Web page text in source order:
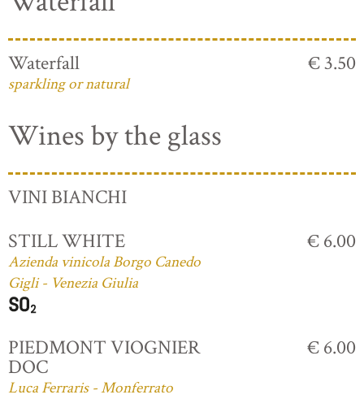
Waterfall
sparkling or natural
€ 3.50
Wines by the glass
VINI BIANCHI
STILL WHITE
Azienda vinicola Borgo Canedo
Gigli - Venezia Giulia
€ 6.00
PIEDMONT VIOGNIER
DOC
Luca Ferraris - Monferrato
€ 6.00